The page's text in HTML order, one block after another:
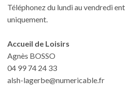
Téléphonez du lundi au vendredi
uniquement.
Accueil de Loisirs
Agnès BOSSO
04 99 74 24 33
alsh-lagerbe@numericable.fr